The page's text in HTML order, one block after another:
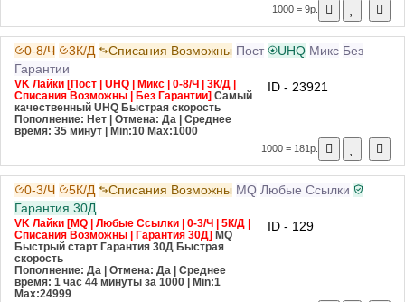
1000 = 9р.
0-8/Ч 3К/Д Списания Возможны Пост UHQ Микс Без
Гарантии
VK Лайки [Пост | UHQ | Микс | 0-8/Ч | 3К/Д |
Списания Возможны | Без Гарантии] Самый
качественный UHQ Быстрая скорость
Пополнение: Нет | Отмена: Да | Среднее
время: 35 минут
| Min:10 Max:1000
ID - 23921
1000 = 181р.
0-3/Ч 5К/Д Списания Возможны MQ Любые Ссылки
Гарантия 30Д
VK Лайки [MQ | Любые Ссылки | 0-3/Ч | 5К/Д |
Списания Возможны | Гарантия 30Д] MQ
Быстрый старт Гарантия 30Д Быстрая
скорость
Пополнение: Да | Отмена: Да | Среднее
время: 1 час 44 минуты за 1000
| Min:1
Max:24999
ID - 129